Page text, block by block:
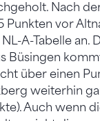
Nach
Punkten vor
NL-A-Tabelle an.
Büsingen
über einen
weiterhin
Auch wenn